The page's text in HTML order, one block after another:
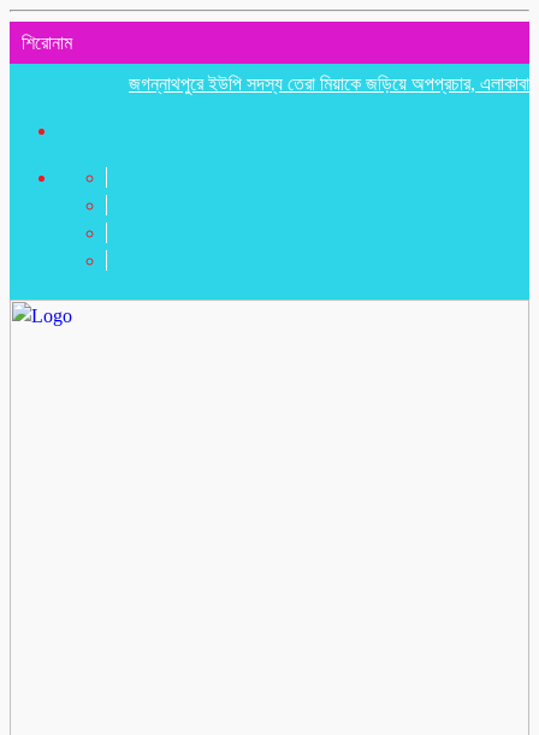
শিরোনাম
জগন্নাথপুরে ইউপি সদস্য তেরা মিয়াকে জড়িয়ে অপপ্রচার, এলাকাবাসীর